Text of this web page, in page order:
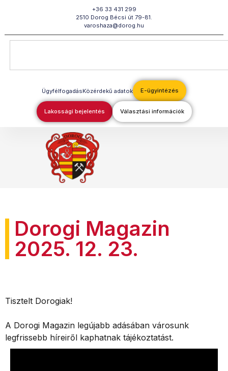
+36 33 431 299
2510 Dorog Bécsi út 79-81.
varoshaza@dorog.hu
ÜgyfélfogadásKözérdekű adatok E-ügyintézés
Lakossági bejelentés Választási információk
Dorogi Magazin
2025. 12. 23.
Tisztelt Dorogiak!
A Dorogi Magazin legújabb adásában városunk
legfrissebb híreiről kaphatnak tájékoztatást.